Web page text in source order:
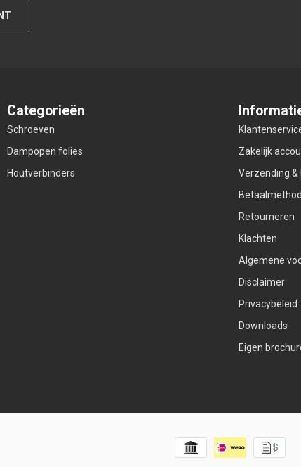
Categorieën
Schroeven
Dampopen folies
Houtverbinders
Zakelijk
Verzending &
Retourneren
Klachten
Algemene
Disclaimer
Privacybeleid
Downloads
Eigen